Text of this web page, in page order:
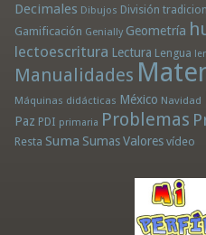
Decimales Dibujos División
Gamificación Genially Geometría
lectoescritura Lectura Lengua
Manualidades
Máquinas didácticas México Navidad
Paz PDI primaria Problemas
Resta Suma Sumas Valores vídeo